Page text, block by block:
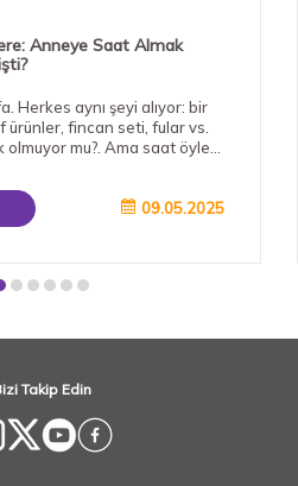
Anneye Saat Almak
Herkes aynı şeyi alıyor: bir
fincan seti, fular vs.
olmuyor mu?. Ama saat öyle
bunu bana," diye
bir anı kalacak. Hem saatin
Saatlife’da envai
incili, pırlantalı taşlı saatler ...
09.05.2025
Takip Edin